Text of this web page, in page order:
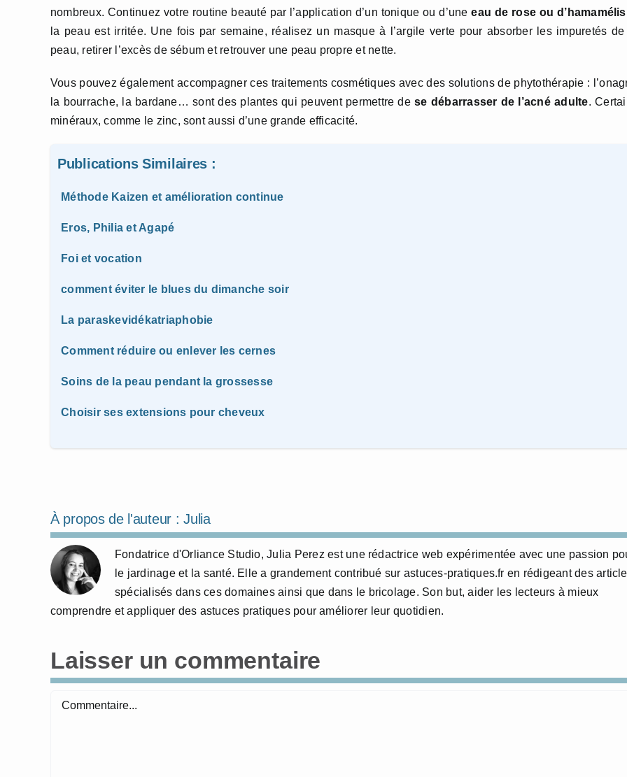
nombreux. Continuez votre routine beauté par l’application d’un tonique ou d’uneeau de rose ou d’hamamélis
la peau est irritée. Une fois par semaine, réalisez un masque à l’argile verte pour absorber les impuretés
peau, retirer l’excès de sébum et retrouver une peau propre et nette.
Vous pouvez également accompagner ces traitements cosmétiques avec des solutions de phytothérapie :
la bourrache, la bardane… sont des plantes qui peuvent permettre dese débarrasser de l’acné adulte.
minéraux, comme le zinc, sont aussi d’une grande efficacité.
Publications Similaires :
Méthode Kaizen et amélioration continue
Eros, Philia et Agapé
Foi et vocation
comment éviter le blues du dimanche soir
La paraskevidékatriaphobie
Comment réduire ou enlever les cernes
Soins de la peau pendant la grossesse
Choisir ses extensions pour cheveux
À propos de l'auteur :Julia
Fondatrice d'Orliance Studio, Julia Perez est une rédactrice web expérimentée avec une passion
le jardinage et la santé. Elle a grandement contribué sur astuces-pratiques.fr en rédigeant des
spécialisés dans ces domaines ainsi que dans le bricolage. Son but, aider les lecteurs à mieux
comprendre et appliquer des astuces pratiques pour améliorer leur quotidien.
Laisser un commentaire
Commentaire